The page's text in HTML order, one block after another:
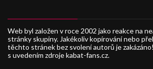
Web byl založen v roce 2002 jako reakce na
stránky skupiny. Jakékoliv kopírování nebo
těchto stránek bez svolení autorů je
s uvedením zdroje kabat-fans.cz.